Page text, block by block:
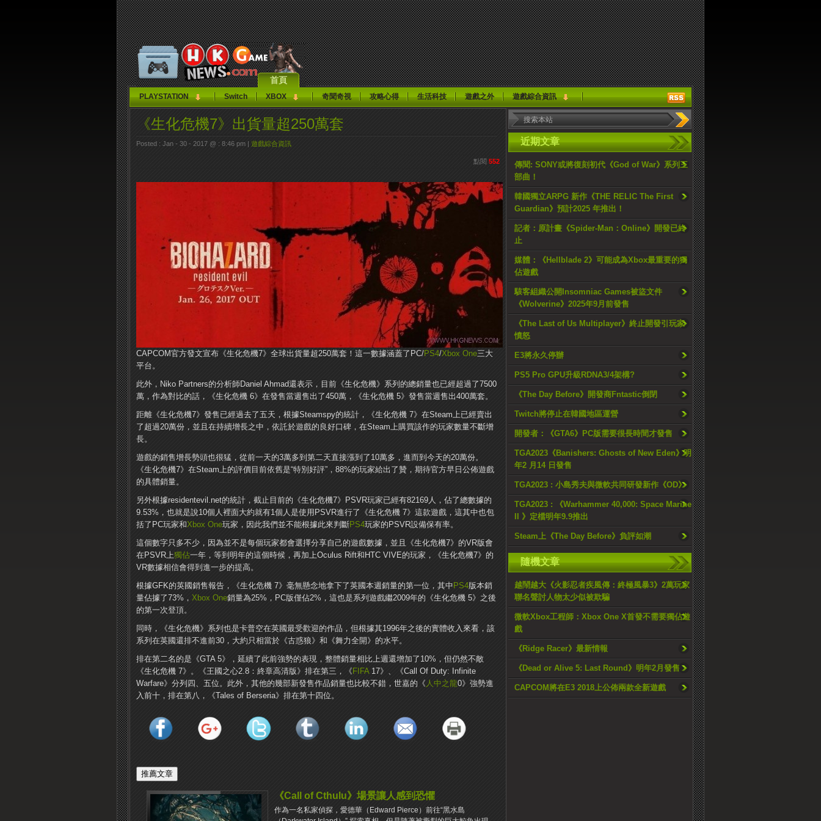
首頁
PLAYSTATION Switch XBOX 奇聞奇視 攻略心得 生活科技 遊戲之外 遊戲綜合資訊
近期文章
傳聞: SONY或將復刻初代《God of War》系列三
部曲！
韓國獨立ARPG 新作《THE RELIC The First
Guardian》預計2025 年推出！
記者：原計畫《Spider-Man：Online》開發已終
止
媒體：《Hellblade 2》可能成為Xbox最重要的獨
佔遊戲
駭客組織公開Insomniac Games被盜文件
《Wolverine》2025年9月前發售
《The Last of Us Multiplayer》終止開發引玩家
憤怒
E3將永久停辦
PS5 Pro GPU升級RDNA3/4架構?
《The Day Before》開發商Fntastic倒閉
Twitch將停止在韓國地區運營
開發者：《GTA6》PC版需要很長時間才發售
TGA2023《Banishers: Ghosts of New Eden》明
年2 月14 日發售
TGA2023 : 小島秀夫與微軟共同研發新作《OD》
TGA2023 : 《Warhammer 40,000: Space Marine
II 》定檔明年9.9推出
Steam上《The Day Before》負評如潮
隨機文章
越鬧越大《火影忍者疾風傳：終極風暴3》2萬玩家
聯名聲討人物太少似被欺騙
微軟Xbox工程師：Xbox One X首發不需要獨佔遊
戲
《Ridge Racer》最新情報
《Dead or Alive 5: Last Round》明年2月發售
CAPCOM將在E3 2018上公佈兩款全新遊戲
《生化危機7》出貨量超250萬套
Posted : Jan - 30 - 2017 @ : 8:46 pm | 遊戲綜合資訊
點閱 552
CAPCOM官方發文宣布《生化危機7》全球出貨量超250萬套！這一數據涵蓋了PC/PS4/Xbox One三大
平台。
此外，Niko Partners的分析師Daniel Ahmad還表示，目前《生化危機》系列的總銷量也已經超過了7500
萬，作為對比的話，《生化危機 6》在發售當週售出了450萬，《生化危機 5》發售當週售出400萬套。
距離《生化危機7》發售已經過去了五天，根據Steamspy的統計，《生化危機 7》在Steam上已經賣出
了超過20萬份，並且在持續增長之中，依託於遊戲的良好口碑，在Steam上購買該作的玩家數量不斷增
長。
遊戲的銷售增長勢頭也很猛，從前一天的3萬多到第二天直接漲到了10萬多，進而到今天的20萬份。
《生化危機7》在Steam上的評價目前依舊是“特別好評”，88%的玩家給出了贊，期待官方早日公佈遊戲
的具體銷量。
另外根據residentevil.net的統計，截止目前的《生化危機7》PSVR玩家已經有82169人，佔了總數據的
9.53%，也就是說10個人裡面大約就有1個人是使用PSVR進行了《生化危機 7》這款遊戲，這其中也包
括了PC玩家和Xbox One玩家，因此我們並不能根據此來判斷PS4玩家的PSVR設備保有率。
這個數字只多不少，因為並不是每個玩家都會選擇分享自己的遊戲數據，並且《生化危機7》的VR版會
在PSVR上獨佔一年，等到明年的這個時候，再加上Oculus Rift和HTC VIVE的玩家，《生化危機7》的
VR數據相信會得到進一步的提高。
根據GFK的英國銷售報告，《生化危機 7》毫無懸念地拿下了英國本週銷量的第一位，其中 PS4版本銷
量佔據了73%， Xbox One銷量為25%，PC版僅佔2%，這也是系列遊戲繼2009年的《生化危機 5》之後
的第一次登頂。
同時，《生化危機》系列也是卡普空在英國最受歡迎的作品，但根據其1996年之後的實體收入來看，該
系列在英國還排不進前30，大約只相當於《古惑狼》和《舞力全開》的水平。
排在第二名的是《GTA 5》，延續了此前強勢的表現，整體銷量相比上週還增加了10%，但仍然不敵
《生化危機 7》。《王國之心2.8：終章高清版》排在第三，《 FIFA17》、《Call Of Duty: Infinite
Warfare》分列四、五位。此外，其他的幾部新發售作品銷量也比較不錯，世嘉的《 人中之龍0》強勢進
入前十，排在第八，《Tales of Berseria》排在第十四位。
《Call of Cthulu》場景讓人感到恐懼
作為一名私家偵探，愛德華（Edward Pierce）前往“黑水島